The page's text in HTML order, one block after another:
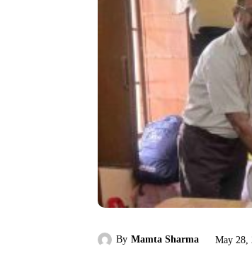
By Mamta Sharma May 28,